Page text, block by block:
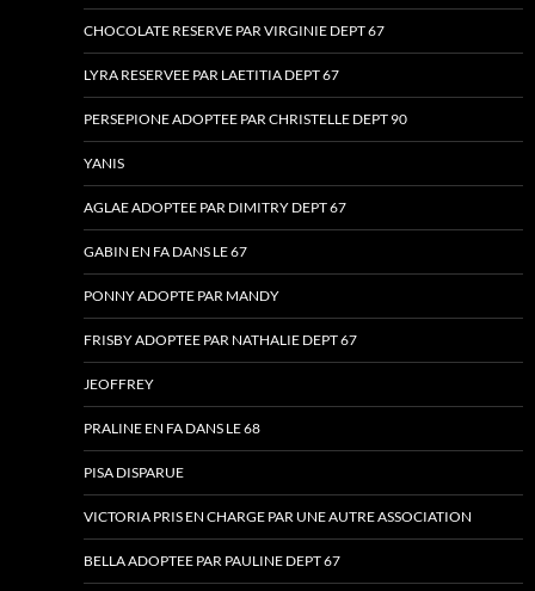
CHOCOLATE RESERVE PAR VIRGINIE DEPT 67
LYRA RESERVEE PAR LAETITIA DEPT 67
PERSEPIONE ADOPTEE PAR CHRISTELLE DEPT 90
YANIS
AGLAE ADOPTEE PAR DIMITRY DEPT 67
GABIN EN FA DANS LE 67
PONNY ADOPTE PAR MANDY
FRISBY ADOPTEE PAR NATHALIE DEPT 67
JEOFFREY
PRALINE EN FA DANS LE 68
PISA DISPARUE
VICTORIA PRIS EN CHARGE PAR UNE AUTRE ASSOCIATION
BELLA ADOPTEE PAR PAULINE DEPT 67